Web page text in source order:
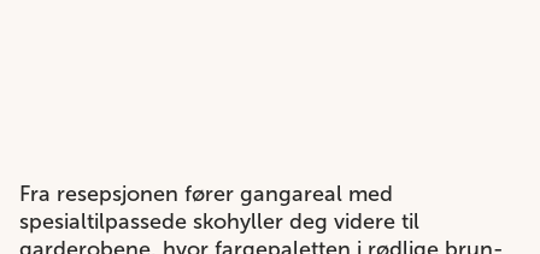
Fra resepsjonen fører gangareal med
spesialtilpassede skohyller deg videre til